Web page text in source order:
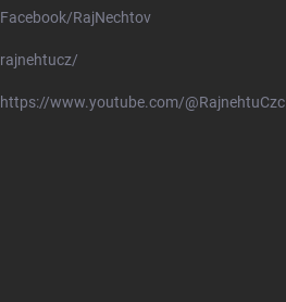
Facebook/RajNechtov
rajnehtucz/
https://www.youtube.com/@RajnehtuCzc